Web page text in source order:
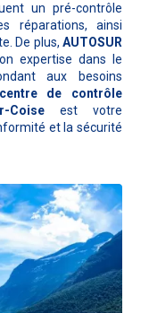
un pré-contrôle
réparations, ainsi
De plus, AUTOSUR
expertise dans le
aux besoins
centre de contrôle
Coise est votre
et la sécurité